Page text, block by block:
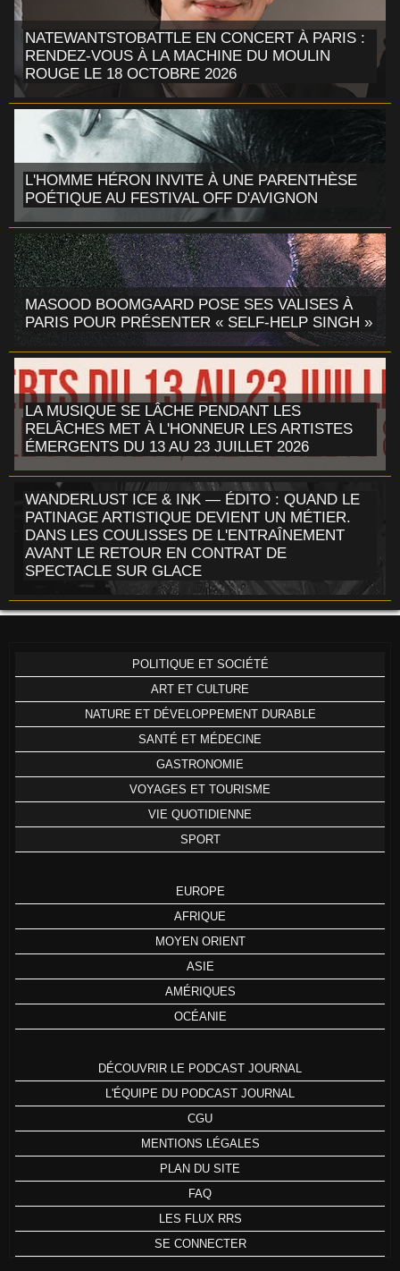
NATEWANTSTOBATTLE EN CONCERT À PARIS :
RENDEZ-VOUS À LA MACHINE DU MOULIN
ROUGE LE 18 OCTOBRE 2026
L'HOMME HÉRON INVITE À UNE PARENTHÈSE
POÉTIQUE AU FESTIVAL OFF D'AVIGNON
MASOOD BOOMGAARD POSE SES VALISES À
PARIS POUR PRÉSENTER « SELF-HELP SINGH »
LA MUSIQUE SE LÂCHE PENDANT LES
RELÂCHES MET À L'HONNEUR LES ARTISTES
ÉMERGENTS DU 13 AU 23 JUILLET 2026
WANDERLUST ICE & INK — ÉDITO : QUAND LE
PATINAGE ARTISTIQUE DEVIENT UN MÉTIER.
DANS LES COULISSES DE L'ENTRAÎNEMENT
AVANT LE RETOUR EN CONTRAT DE
SPECTACLE SUR GLACE
POLITIQUE ET SOCIÉTÉ
ART ET CULTURE
NATURE ET DÉVELOPPEMENT DURABLE
SANTÉ ET MÉDECINE
GASTRONOMIE
VOYAGES ET TOURISME
VIE QUOTIDIENNE
SPORT
EUROPE
AFRIQUE
MOYEN ORIENT
ASIE
AMÉRIQUES
OCÉANIE
DÉCOUVRIR LE PODCAST JOURNAL
L'ÉQUIPE DU PODCAST JOURNAL
CGU
MENTIONS LÉGALES
PLAN DU SITE
FAQ
LES FLUX RRS
SE CONNECTER